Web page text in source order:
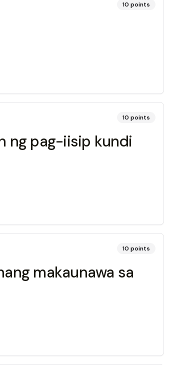
10 points
10 points
ng pag-iisip kundi
10 points
makaunawa sa